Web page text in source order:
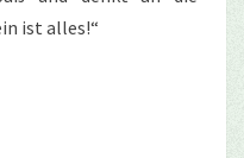
ist alles!“